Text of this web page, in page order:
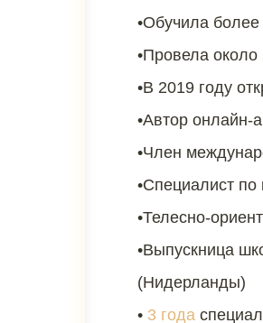
•Обучила более
•Провела около
•В 2019 году
•Автор онлайн-
•Член
•Специалист
•Телесно-
•Выпускница
(Нидерланды)
• 3 года